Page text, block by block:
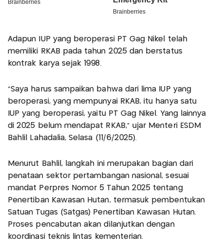
Adapun IUP yang beroperasi PT Gag Nikel telah
memiliki RKAB pada tahun 2025 dan berstatus
kontrak karya sejak 1998.
“Saya harus sampaikan bahwa dari lima IUP yang
beroperasi, yang mempunyai RKAB, itu hanya satu
IUP yang beroperasi, yaitu PT Gag Nikel. Yang lainnya
di 2025 belum mendapat RKAB,” ujar Menteri ESDM
Bahlil Lahadalia, Selasa (11/6/2025).
Menurut Bahlil, langkah ini merupakan bagian dari
penataan sektor pertambangan nasional, sesuai
mandat Perpres Nomor 5 Tahun 2025 tentang
Penertiban Kawasan Hutan, termasuk pembentukan
Satuan Tugas (Satgas) Penertiban Kawasan Hutan.
Proses pencabutan akan dilanjutkan dengan
koordinasi teknis lintas kementerian.